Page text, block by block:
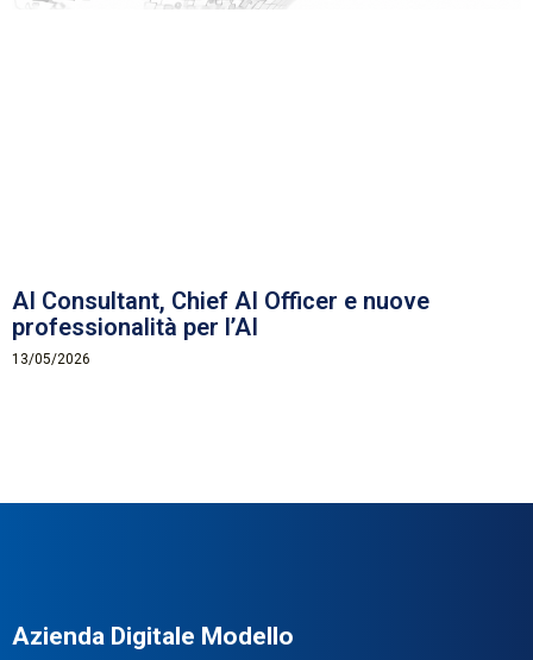
AI Consultant, Chief AI Officer e nuove
professionalità per l’AI
13/05/2026
Azienda Digitale Modello